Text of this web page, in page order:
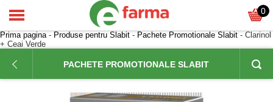
0
Prima pagina- Produse pentru Slabit - Pachete Promotionale Slabit - Clarinol
+ Ceai Verde
PACHETE PROMOTIONALE SLABIT